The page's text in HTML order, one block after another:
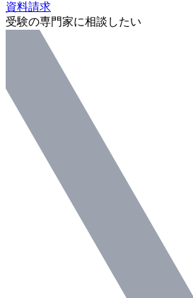
資料請求
受験の専門家に相談したい